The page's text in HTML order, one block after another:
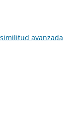
avanzada